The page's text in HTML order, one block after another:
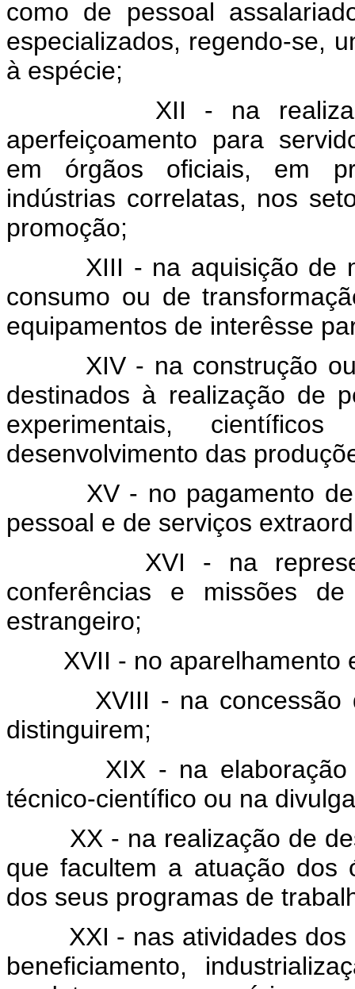
como de pessoal
especializados, regendo-se,
à espécie;
XII - na
aperfeiçoamento para
em órgãos oficiais, em
indústrias correlatas, nos
promoção;
XIII - na aquisição de
consumo ou de
equipamentos de interêsse
XIV - na construção
destinados à realização de
experimentais,
desenvolvimento das
XV - no pagamento
pessoal e de serviços
XVI - na
conferências e missões
estrangeiro;
XVII - no aparelhamento
XVIII - na
distinguirem;
XIX - na
técnico-científico ou na
XX - na realização de
que facultem a atuação dos
dos seus programas de
XXI - nas atividades
beneficiamento,